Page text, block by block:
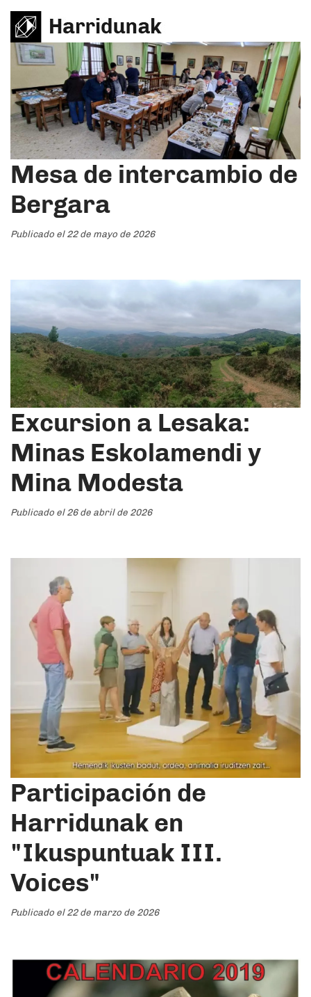
Mesa de intercambio de
Bergara
Publicado el 22 de mayo de 2026
Excursion a Lesaka:
Minas Eskolamendi y
Mina Modesta
Publicado el 26 de abril de 2026
Participación de
Harridunak en
"Ikuspuntuak III.
Voices"
Publicado el 22 de marzo de 2026